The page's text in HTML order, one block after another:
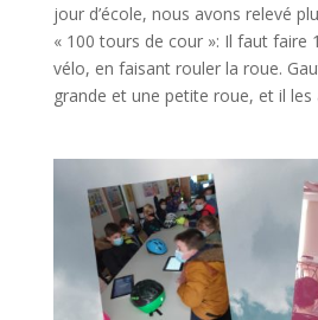
jour d’école, nous avons relevé
« 100 tours de cour »: Il faut faire
vélo, en faisant rouler la roue.
grande et une petite roue, et il les